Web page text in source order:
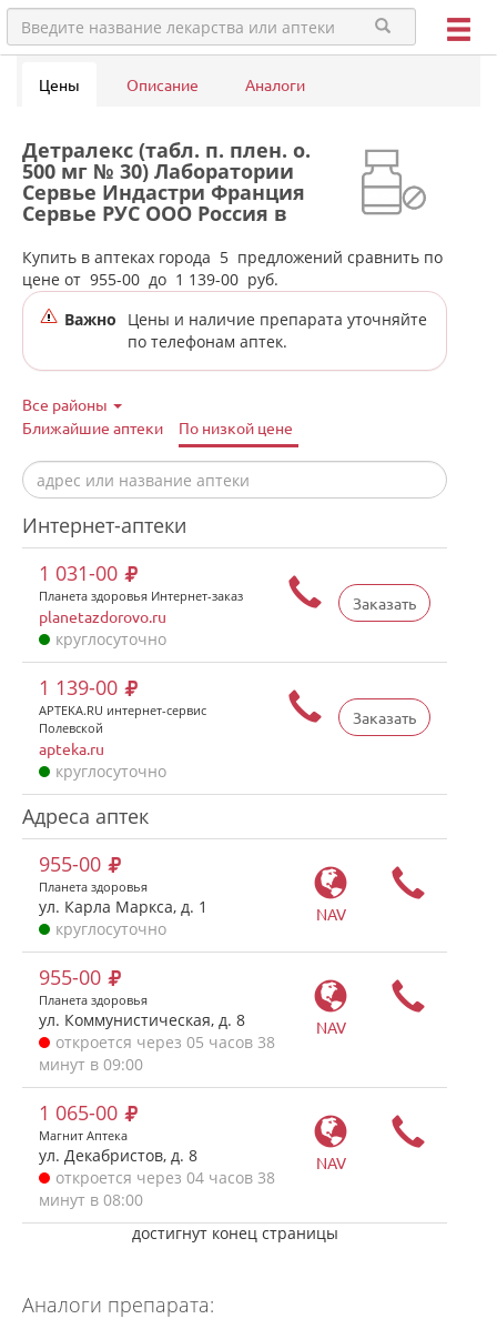
Цены Описание Аналоги
Детралекс (табл. п. плен. о.
500 мг № 30) Лаборатории
Сервье Индастри Франция
Сервье РУС ООО Россия в
аптеках города Полевского
Купить в аптеках города 5 предложений сравнить по
цене от 955-00 до 1 139-00 руб.
Важно
Цены и наличие препарата уточняйте
по телефонам аптек.
Все районы
Ближайшие аптеки
По низкой цене
Интернет-аптеки
Заказать
1 031-00
Планета здоровья Интернет-заказ
planetazdorovo.ru
круглосуточно
Заказать
1 139-00
APTEKA.RU интернет-сервис
Полевской
apteka.ru
круглосуточно
Адреса аптек
NAV
955-00
Планета здоровья
ул. Карла Маркса, д. 1
круглосуточно
NAV
955-00
Планета здоровья
ул. Коммунистическая, д. 8
откроется через 05 часов 38
минут в 09:00
NAV
1 065-00
Магнит Аптека
ул. Декабристов, д. 8
откроется через 04 часов 38
минут в 08:00
достигнут конец страницы
Аналоги препарата: